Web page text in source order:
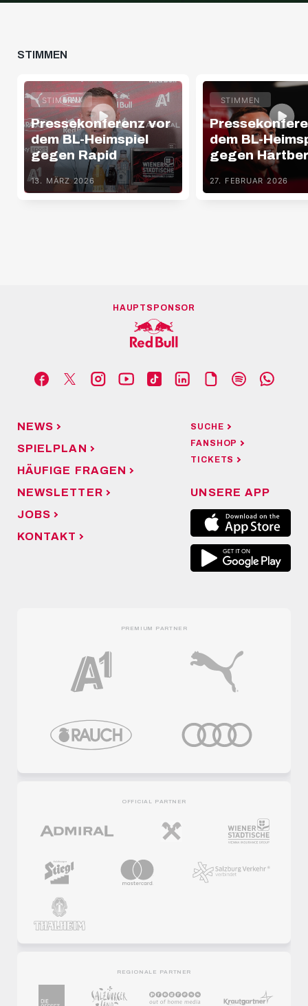
STIMMEN
STIMMEN
Pressekonferenz vor
dem BL-Heimspiel
gegen Rapid
13. MÄRZ 2026
STIMMEN
dem BL-
gegen
27. FEBRUAR 2026
HAUPTSPONSOR
NEWS
SPIELPLAN
HÄUFIGE FRAGEN
NEWSLETTER
JOBS
KONTAKT
SUCHE
FANSHOP
TICKETS
UNSERE APP
PREMIUM PARTNER
OFFICIAL PARTNER
REGIONALE PARTNER